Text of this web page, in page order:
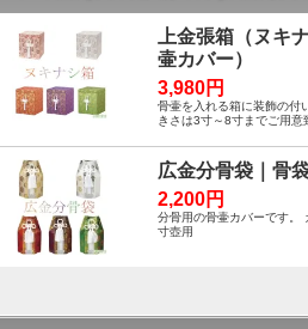
上金張箱（ヌキ
壷カバー）
3,980円
骨壷を入れる箱に装飾の付
きさは3寸～8寸までご用意
広金分骨袋｜骨
2,200円
分骨用の骨壷カバーです。
寸壺用